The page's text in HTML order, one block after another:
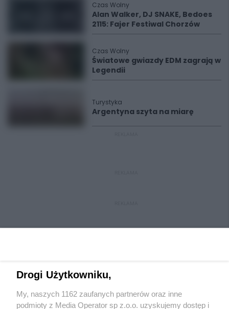
Czas Wolny
Alan Walker, DJ SNAKE, Bedoes
2115: Fajer Festiwal Chorzów
Czas Wolny
Światowe gwiazdy EDM zagrają w
Legendii
Turystyka
Argentyna szyta na miarę
Wydawca mediówlokalnych
Drogi Użytkowniku,
My, naszych 1162 zaufanych partnerów oraz inne
podmioty z Media Operator sp z.o.o. uzyskujemy dostęp i